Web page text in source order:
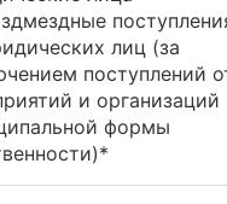
лиц (за
поступлений
и организаций
формы